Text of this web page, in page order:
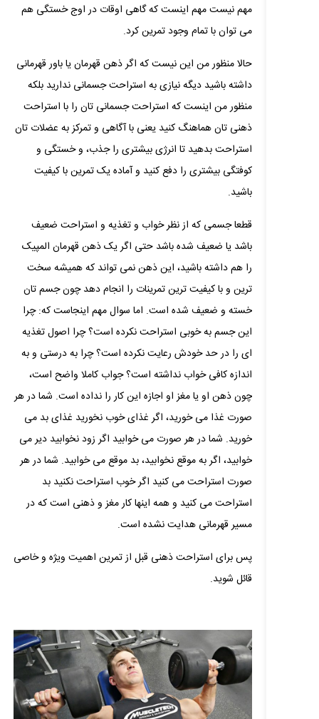
مهم نیست مهم اینست که گاهی اوقات در اوج خستگی هم
می توان با تمام وجود تمرین کرد.
حالا منظور من این نیست که اگر ذهن قهرمان یا باور قهرمانی
داشته باشید دیگه نیازی به استراحت جسمانی ندارید بلکه
منظور من اینست که استراحت جسمانی تان را با استراحت
ذهنی تان هماهنگ کنید یعنی با آگاهی و تمرکز به عضلات تان
استراحت بدهید تا انرژی بیشتری را جذب، و خستگی و
کوفتگی بیشتری را دفع کنید و آماده یک تمرین با کیفیت
باشید.
قطعا جسمی که از نظر خواب و تغذیه و استراحت ضعیف
باشد یا ضعیف شده باشد حتی اگر یک ذهن قهرمان المپیک
را هم داشته باشید، این ذهن نمی تواند که همیشه سخت
ترین و با کیفیت ترین تمرینات را انجام دهد چون جسم تان
خسته و ضعیف شده است. اما سوال مهم اینجاست که: چرا
این جسم به خوبی استراحت نکرده است؟ چرا اصول تغذیه
ای را در حد خودش رعایت نکرده است؟ چرا به درستی و به
اندازه کافی خواب نداشته است؟ جواب کاملا واضح است،
چون ذهن او یا مغز او اجازه این کار را نداده است. شما در هر
صورت غذا می خورید، اگر غذای خوب نخورید غذای بد می
خورید. شما در هر صورت می خوابید اگر زود نخوابید دیر می
خوابید، اگر به موقع نخوابید، بد موقع می خوابید. شما در هر
صورت استراحت می کنید اگر خوب استراحت نکنید بد
استراحت می کنید و همه اینها کار مغز و ذهنی است که در
مسیر قهرمانی هدایت نشده است.
پس برای استراحت ذهنی قبل از تمرین اهمیت ویژه و خاصی
قائل شوید.